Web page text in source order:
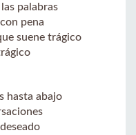
palabras
pena
suene trágico
hasta abajo